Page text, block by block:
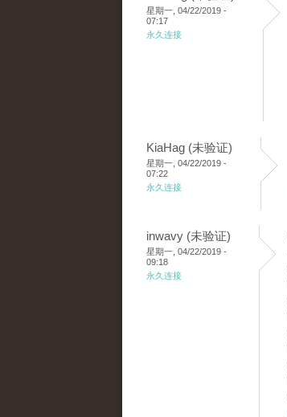
星期一, 04/22/2019 -
07:17
永久连接
KiaHag (未验证)
星期一, 04/22/2019 -
07:22
永久连接
inwavy (未验证)
星期一, 04/22/2019 -
09:18
永久连接